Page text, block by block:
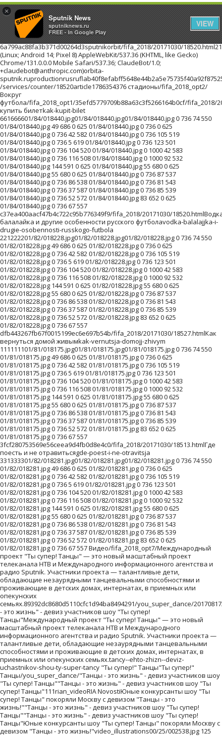
6a799ac88fa3b371d00264d3sputnikorbit/fifa_2018/20171030/18520.html216.73.216.85Mozilla/5.0 (Linux; Android 14; Pixel 8) AppleWebKit/537.36 (KHTML, like Gecko) Chrome/131.0.0.0 Mobile Safari/537.36; ClaudeBot/1.0; +claudebot@anthropic.com)orbita-sputnik.ruproductionrusruflab40f8efabff5648e44b2a5e75735f40a92f87525e3ebf45201710301//images/https://id.sputniknews.com/images/orbit/110001000030000https://cm.sputniknews.com/chatf4uoHwgT3L1productionhttps://sputniknews.ru.sputniknews.ru4419376 /services/counter/18520article1786354376 стадионы/fifa_2018_opt2/ Вокруг футбола/fifa_2018_opt1/35efd5779709b88a63c3f5266164b0cf/fifa_2018/20171030/18156.htmlКак купить билетkak-kupit-bilet 661666601/84/018440.jpg01/84/018440.jpg01/84/018440.jpg 0 736 74 550 01/84/018440.jpg 49 686 0 625 01/84/018440.jpg 0 736 0 625 01/84/018440.jpg 0 736 42 582 01/84/018440.jpg 0 736 105 519 01/84/018440.jpg 0 736 5 619 01/84/018440.jpg 0 736 123 501 01/84/018440.jpg 0 736 104 520 01/84/018440.jpg 0 1000 42 583 01/84/018440.jpg 0 736 116 508 01/84/018440.jpg 0 1000 92 532 01/84/018440.jpg 144 591 0 625 01/84/018440.jpg 55 680 0 625 01/84/018440.jpg 55 680 0 625 01/84/018440.jpg 0 736 87 537 01/84/018440.jpg 0 736 86 538 01/84/018440.jpg 0 736 81 543 01/84/018440.jpg 0 736 37 587 01/84/018440.jpg 0 736 85 539 01/84/018440.jpg 0 736 52 572 01/84/018440.jpg 83 652 0 625 01/84/018440.jpg 0 736 67 557 c37ea400aacf47b4c722c95b776349f9/fifa_2018/20171030/18520.htmlВодка, балалайка и другие особенности русского футболаvodka-balalajjka-i-drugie-osobennosti-russkogo-futbola 221222201/82/018228.jpg01/82/018228.jpg01/82/018228.jpg 0 736 74 550 01/82/018228.jpg 49 686 0 625 01/82/018228.jpg 0 736 0 625 01/82/018228.jpg 0 736 42 582 01/82/018228.jpg 0 736 105 519 01/82/018228.jpg 0 736 5 619 01/82/018228.jpg 0 736 123 501 01/82/018228.jpg 0 736 104 520 01/82/018228.jpg 0 1000 42 583 01/82/018228.jpg 0 736 116 508 01/82/018228.jpg 0 1000 92 532 01/82/018228.jpg 144 591 0 625 01/82/018228.jpg 55 680 0 625 01/82/018228.jpg 55 680 0 625 01/82/018228.jpg 0 736 87 537 01/82/018228.jpg 0 736 86 538 01/82/018228.jpg 0 736 81 543 01/82/018228.jpg 0 736 37 587 01/82/018228.jpg 0 736 85 539 01/82/018228.jpg 0 736 52 572 01/82/018228.jpg 83 652 0 625 01/82/018228.jpg 0 736 67 557 dfb443267fb67f0015199ec6e697b54b/fifa_2018/20171030/18527.htmlКак вернуться домой живымkak-vernutsja-domojj-zhivym 111111101/81/018175.jpg01/81/018175.jpg01/81/018175.jpg 0 736 74 550 01/81/018175.jpg 49 686 0 625 01/81/018175.jpg 0 736 0 625 01/81/018175.jpg 0 736 42 582 01/81/018175.jpg 0 736 105 519 01/81/018175.jpg 0 736 5 619 01/81/018175.jpg 0 736 123 501 01/81/018175.jpg 0 736 104 520 01/81/018175.jpg 0 1000 42 583 01/81/018175.jpg 0 736 116 508 01/81/018175.jpg 0 1000 92 532 01/81/018175.jpg 144 591 0 625 01/81/018175.jpg 55 680 0 625 01/81/018175.jpg 55 680 0 625 01/81/018175.jpg 0 736 87 537 01/81/018175.jpg 0 736 86 538 01/81/018175.jpg 0 736 81 543 01/81/018175.jpg 0 736 37 587 01/81/018175.jpg 0 736 85 539 01/81/018175.jpg 0 736 52 572 01/81/018175.jpg 83 652 0 625 01/81/018175.jpg 0 736 67 557 3fcf280753569e56ceea9d4fb0d8e4c0/fifa_2018/20171030/18513.htmlГде поесть и не отравитьсяgde-poest-i-ne-otravitsja 331333301/82/018281.jpg01/82/018281.jpg01/82/018281.jpg 0 736 74 550 01/82/018281.jpg 49 686 0 625 01/82/018281.jpg 0 736 0 625 01/82/018281.jpg 0 736 42 582 01/82/018281.jpg 0 736 105 519 01/82/018281.jpg 0 736 5 619 01/82/018281.jpg 0 736 123 501 01/82/018281.jpg 0 736 104 520 01/82/018281.jpg 0 1000 42 583 01/82/018281.jpg 0 736 116 508 01/82/018281.jpg 0 1000 92 532 01/82/018281.jpg 144 591 0 625 01/82/018281.jpg 55 680 0 625 01/82/018281.jpg 55 680 0 625 01/82/018281.jpg 0 736 87 537 01/82/018281.jpg 0 736 86 538 01/82/018281.jpg 0 736 81 543 01/82/018281.jpg 0 736 37 587 01/82/018281.jpg 0 736 85 539 01/82/018281.jpg 0 736 52 572 01/82/018281.jpg 83 652 0 625 01/82/018281.jpg 0 736 67 557 Видео/fifa_2018_opt7/Международный проект "Ты супер! Танцы" — это новый масштабный проект телеканала НТВ и Международного информационного агентства и радио Sputnik. Участники проекта — талантливые дети, обладающие незаурядными танцевальными способностями и проживающие в детских домах, интернатах, в приемных или опекунских семьях.89392dc8680d5110cfc1d94ba8494291/you_super_dance/20170817/2678.html"Танцы - это жизнь" - девиз участников шоу "Ты супер! Танцы"Международный проект "Ты супер! Танцы" — это новый масштабный проект телеканала НТВ и Международного информационного агентства и радио Sputnik. Участники проекта — талантливые дети, обладающие незаурядными танцевальными способностями и проживающие в детских домах, интернатах, в приемных или опекунских семьях.tancy--ehto-zhizn--deviz-uchastnikov-shou-ty-super-tancy "Ты супер!" Танцы"Ты супер!" Танцы/you_super_dance/"Танцы - это жизнь" - девиз участников шоу "Ты супер! Танцы""Танцы - это жизнь" - девиз участников шоу "Ты супер! Танцы"111rian_videoRIA NovostiЮные конкурсанты шоу "Ты супер! Танцы" покоряли Москву с девизом "Танцы - это жизнь!""Танцы - это жизнь" - девиз участников шоу "Ты супер! Танцы""Танцы - это жизнь" - девиз участников шоу "Ты супер! Танцы"Юные конкурсанты шоу "Ты супер! Танцы" покоряли Москву с девизом "Танцы - это жизнь!"video_illustrations00/25/002538.jpg 125 1794 0 1080 00/25/002538.jpg 409 1510 0 1080 00/25/002538.jpg 223 1696
×
Sputnik News
sputniknews.ru
FREE - In Google Play
VIEW